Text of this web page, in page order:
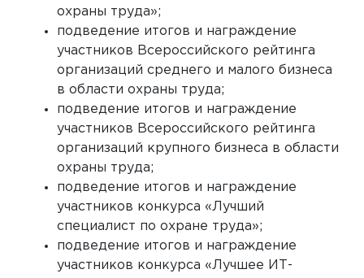
охраны труда»;
подведение итогов и награждение
участников Всероссийского рейтинга
организаций среднего и малого бизнеса
в области охраны труда;
подведение итогов и награждение
участников Всероссийского рейтинга
организаций крупного бизнеса в области
охраны труда;
подведение итогов и награждение
участников конкурса «Лучший
специалист по охране труда»;
подведение итогов и награждение
участников конкурса «Лучшее ИТ-